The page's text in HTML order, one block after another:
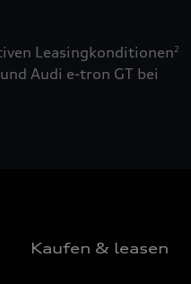
Leasingkonditionen2
Audi e-tron GT bei
Kaufen & leasen